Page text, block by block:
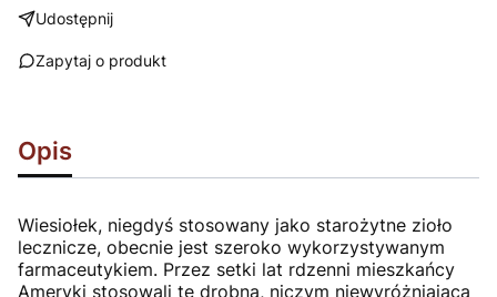
Udostępnij
Zapytaj o produkt
Opis
Wiesiołek, niegdyś stosowany jako starożytne zioło
lecznicze, obecnie jest szeroko wykorzystywanym
farmaceutykiem. Przez setki lat rdzenni mieszkańcy
Ameryki stosowali tę drobną, niczym niewyróżniającą